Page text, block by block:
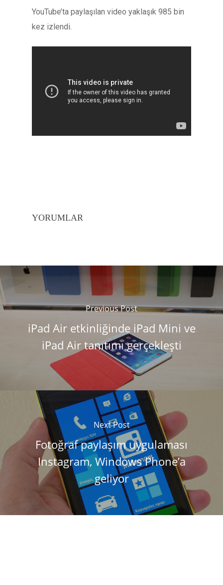
YouTube’ta paylaşılan video yaklaşık 985 bin
kez izlendi.
YORUMLAR
Previous Post
iPad Air etkinliğinde iPad Mini ve
iPad Air tanıtımı gerçekleşti
Next Post
Fotoğraf paylaşım uygulaması
Instagram, Windows Phone’a
geliyor